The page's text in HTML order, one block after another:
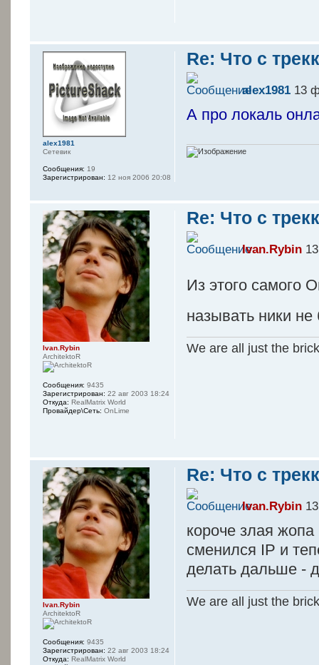
Re: Что с
alex1981 13
А про локаль
alex1981
Сетевик
Сообщения: 19
Зарегистрирован: 12 ноя 2006 20:08
Re: Что с
Ivan.Rybin
Из этого самого
называть ники не
We are all just the
Ivan.Rybin
ArchitektoR
Сообщения: 9435
Зарегистрирован: 22 авг 2003 18:24
Откуда: RealMatrix World
Провайдер\Сеть: OnLime
Re: Что с
Ivan.Rybin
короче злая
сменился IP и
делать дальше -
We are all just the
Ivan.Rybin
ArchitektoR
Сообщения: 9435
Зарегистрирован: 22 авг 2003 18:24
Откуда: RealMatrix World